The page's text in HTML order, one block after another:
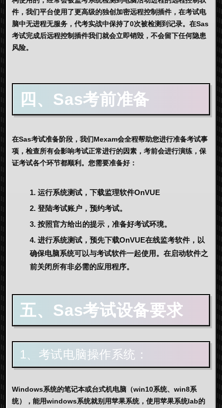
件，我们平台使用了更高级的独创加密远程控制插件，在考试电
脑中无进程无服务，代考实战中保持了0次被检测到记录。在Sas
考试完成后远程控制插件我们就会立即销毁，不会留下任何隐患
风险。
四、Sas考前准备
在Sas考试准备阶段，我们Mexam会全程帮助您进行准备考试事
项，检查所有会影响考试正常进行的因素，考前会进行演练，保
证考试各个环节都顺利。您需要准备好：
运行系统测试，下载监理软件OnVUE
登陆考试账户，预约考试。
按照官方给出的提示，准备好考试环境。
进行系统测试，预先下载OnVUE在线监考软件，以
确保电脑系统可以与考试软件一起使用。在启动软件之
前关闭所有非必需的应用程序。
五、Sas考试设备要求
1、考试电脑操作系统：
Windows系统的笔记本或台式机电脑（win10系统、win8系
统），能用windows系统就别用苹果系统，使用苹果系统lab的